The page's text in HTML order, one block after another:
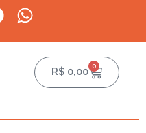
R$ 0,00 0